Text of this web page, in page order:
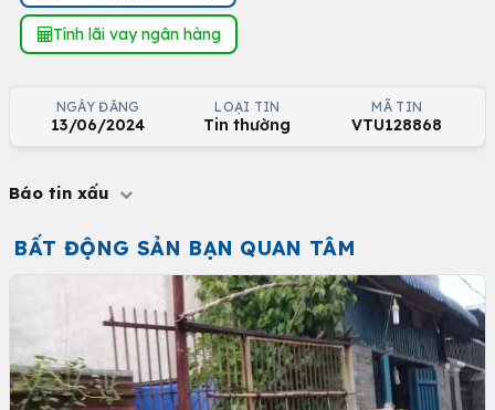
Tính lãi vay ngân hàng
NGÀY ĐĂNG
13/06/2024
LOẠI TIN
Tin thường
MÃ TIN
VTU128868
Báo tin xấu
BẤT ĐỘNG SẢN BẠN QUAN TÂM